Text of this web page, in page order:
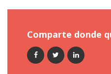
Comparte donde